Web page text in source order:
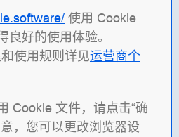
使用 Cookie
良好的使用体验。
使用规则详见运营商个
Cookie 文件，请点击“确
，您可以更改浏览器设
论坛
Telegram 支持
任公司 "Web Server"）是一家
并发系统解决方案的开发。 我
平台Angie ADC
（应用交付控制
PRO，以及Angie Ingress